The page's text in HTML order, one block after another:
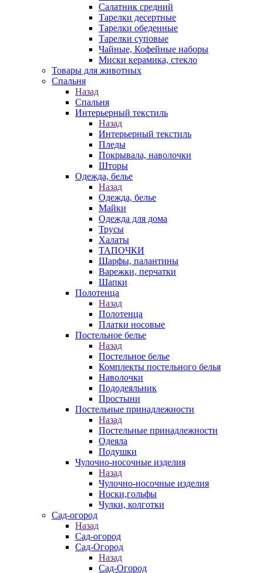
Салатник средний
Тарелки десертные
Тарелки обеденные
Тарелки суповые
Чайные, Кофейные наборы
Миски керамика, стекло
Товары для животных
Спальня
Назад
Спальня
Интерьерный текстиль
Назад
Интерьерный текстиль
Пледы
Покрывала, наволочки
Шторы
Одежда, белье
Назад
Одежда, белье
Майки
Одежда для дома
Трусы
Халаты
ТАПОЧКИ
Шарфы, палантины
Варежки, перчатки
Шапки
Полотенца
Назад
Полотенца
Платки носовые
Постельное белье
Назад
Постельное белье
Комплекты постельного белья
Наволочки
Пододеяльник
Простыни
Постельные принадлежности
Назад
Постельные принадлежности
Одеяла
Подушки
Чулочно-носочные изделия
Назад
Чулочно-носочные изделия
Носки,гольфы
Чулки, колготки
Сад-огород
Назад
Сад-огород
Сад-Огород
Назад
Сад-Огород